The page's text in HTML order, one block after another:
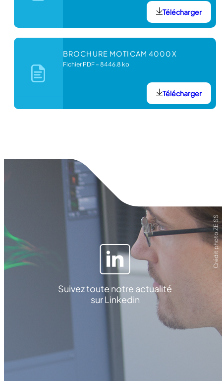
Télécharger
BROCHURE MOTICAM 4000X
Fichier PDF – 8446.8 ko
Télécharger
Suivez toute notre actualité
sur Linkedin
Crédit photo ZEISS